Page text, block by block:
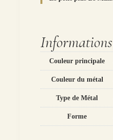
Couleur principale
Couleur du métal
Type de Métal
Forme